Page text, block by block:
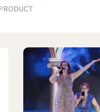
PRODUCT